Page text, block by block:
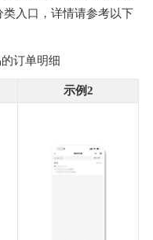
入口，详情请参考以下
订单明细
示例2